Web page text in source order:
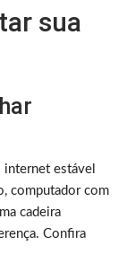
sua
internet estável
computador com
cadeira
Confira